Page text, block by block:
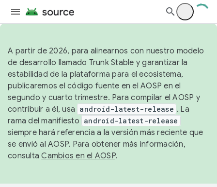
A partir de 2026, para alinearnos con nuestro modelo
de desarrollo llamado Trunk Stable y garantizar la
estabilidad de la plataforma para el ecosistema,
publicaremos el código fuente en el AOSP en el
segundo y cuarto trimestre. Para compilar el AOSP y
contribuir a él, usa android-latest-release . La
rama del manifiesto android-latest-release
siempre hará referencia a la versión más reciente que
se envió al AOSP. Para obtener más información,
consultaCambios en el AOSP.